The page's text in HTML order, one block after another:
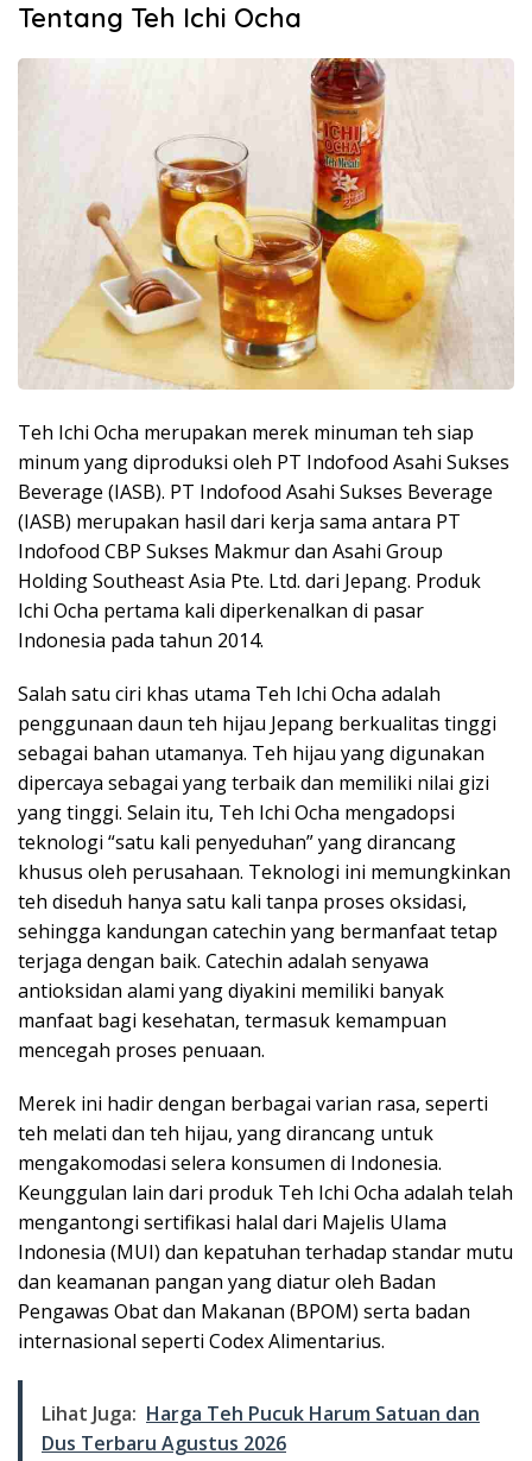
Tentang Teh Ichi Ocha
Teh Ichi Ocha merupakan merek minuman teh siap
minum yang diproduksi oleh PT Indofood Asahi Sukses
Beverage (IASB). PT Indofood Asahi Sukses Beverage
(IASB) merupakan hasil dari kerja sama antara PT
Indofood CBP Sukses Makmur dan Asahi Group
Holding Southeast Asia Pte. Ltd. dari Jepang. Produk
Ichi Ocha pertama kali diperkenalkan di pasar
Indonesia pada tahun 2014.
Salah satu ciri khas utama Teh Ichi Ocha adalah
penggunaan daun teh hijau Jepang berkualitas tinggi
sebagai bahan utamanya. Teh hijau yang digunakan
dipercaya sebagai yang terbaik dan memiliki nilai gizi
yang tinggi. Selain itu, Teh Ichi Ocha mengadopsi
teknologi “satu kali penyeduhan” yang dirancang
khusus oleh perusahaan. Teknologi ini memungkinkan
teh diseduh hanya satu kali tanpa proses oksidasi,
sehingga kandungan catechin yang bermanfaat tetap
terjaga dengan baik. Catechin adalah senyawa
antioksidan alami yang diyakini memiliki banyak
manfaat bagi kesehatan, termasuk kemampuan
mencegah proses penuaan.
Merek ini hadir dengan berbagai varian rasa, seperti
teh melati dan teh hijau, yang dirancang untuk
mengakomodasi selera konsumen di Indonesia.
Keunggulan lain dari produk Teh Ichi Ocha adalah telah
mengantongi sertifikasi halal dari Majelis Ulama
Indonesia (MUI) dan kepatuhan terhadap standar mutu
dan keamanan pangan yang diatur oleh Badan
Pengawas Obat dan Makanan (BPOM) serta badan
internasional seperti Codex Alimentarius.
Lihat Juga: Harga Teh Pucuk Harum Satuan dan
Dus Terbaru Agustus 2026